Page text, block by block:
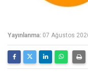
Yayınlanma: 07 Ağustos